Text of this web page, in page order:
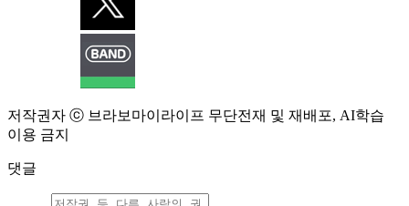
저작권자 ⓒ 브라보마이라이프 무단전재 및 재배포, AI학습
이용 금지
댓글